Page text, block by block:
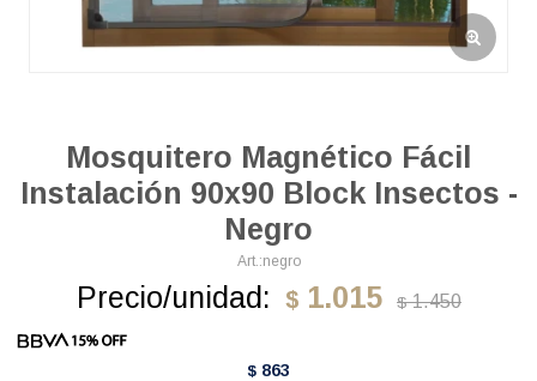
Mosquitero Magnético Fácil
Instalación 90x90 Block Insectos -
Negro
negro
Precio/unidad: $ 1.015 $ 1.450
$ 863